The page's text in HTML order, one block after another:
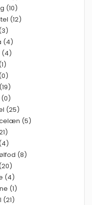
(10)
(12)
(4)
(4)
(0)
(25)
(5)
(8)
(4)
(1)
(21)